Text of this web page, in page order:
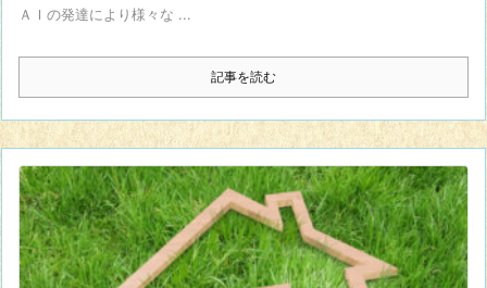
ＡＩの発達により様々な ...
記事を読む